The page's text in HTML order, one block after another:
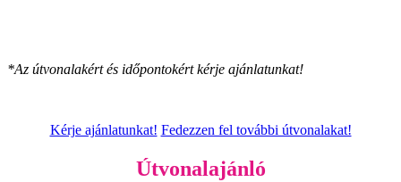
*Az útvonalakért és időpontokért kérje ajánlatunkat!
Kérje ajánlatunkat! Fedezzen fel további útvonalakat!
Útvonalajánló